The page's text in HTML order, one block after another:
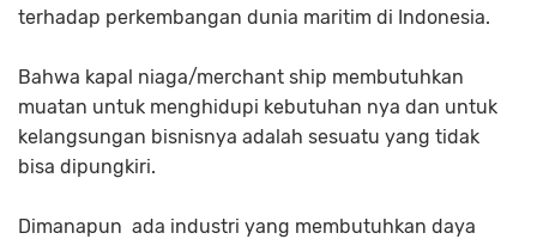
terhadap perkembangan dunia maritim di Indonesia.
Bahwa kapal niaga/merchant ship membutuhkan
muatan untuk menghidupi kebutuhan nya dan untuk
kelangsungan bisnisnya adalah sesuatu yang tidak
bisa dipungkiri.
Dimanapun ada industri yang membutuhkan daya